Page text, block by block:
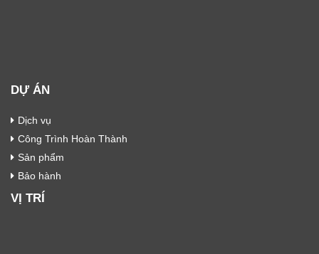
DỰ ÁN
Dịch vụ
Công Trình Hoàn Thành
Sản phẩm
Bảo hành
VỊ TRÍ